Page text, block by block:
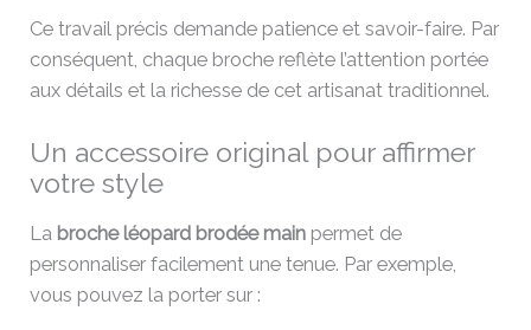
Ce travail précis demande patience et savoir-faire. Par
conséquent, chaque broche reflète l’attention portée
aux détails et la richesse de cet artisanat traditionnel.
Un accessoire original pour affirmer
votre style
La broche léopard brodée main permet de
personnaliser facilement une tenue. Par exemple,
vous pouvez la porter sur :